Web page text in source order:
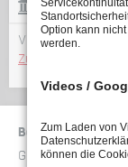
LEXIKON
Von A–Z: alle
Zum Lexikon >>
Böllhoff Stöger
Gewerbering am
Option kann
werden.
Videos /
Zum Laden von
können die